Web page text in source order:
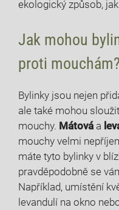
ekologický způsob,
Jak mohou
proti mouchám?
Bylinky jsou nejen
ale také mohou
mouchy. Mátová a
mouchy velmi
máte tyto bylinky v
pravděpodobně se
Například, umístění
levandulí na okno